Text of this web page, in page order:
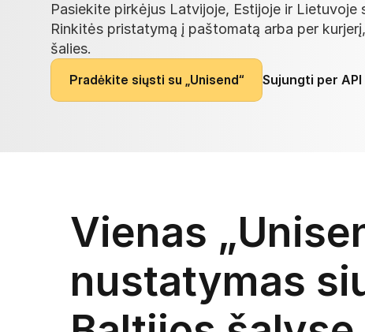
Pasiekite pirkėjus Latvijoje, Estijoje ir Lietuvoje
Rinkitės pristatymą į paštomatą arba per
šalies.
Pradėkite siųsti su „Unisend“ Sujungti per API
Vienas
nustatymas